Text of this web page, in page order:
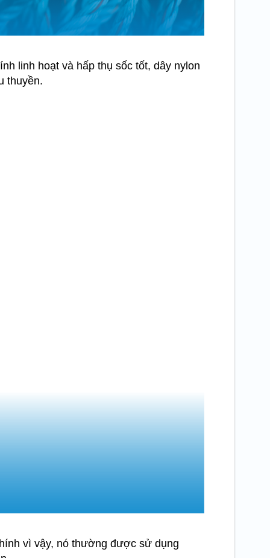
linh hoạt và hấp thụ sốc tốt, dây nylon
thuyền.
vì vậy, nó thường được sử dụng